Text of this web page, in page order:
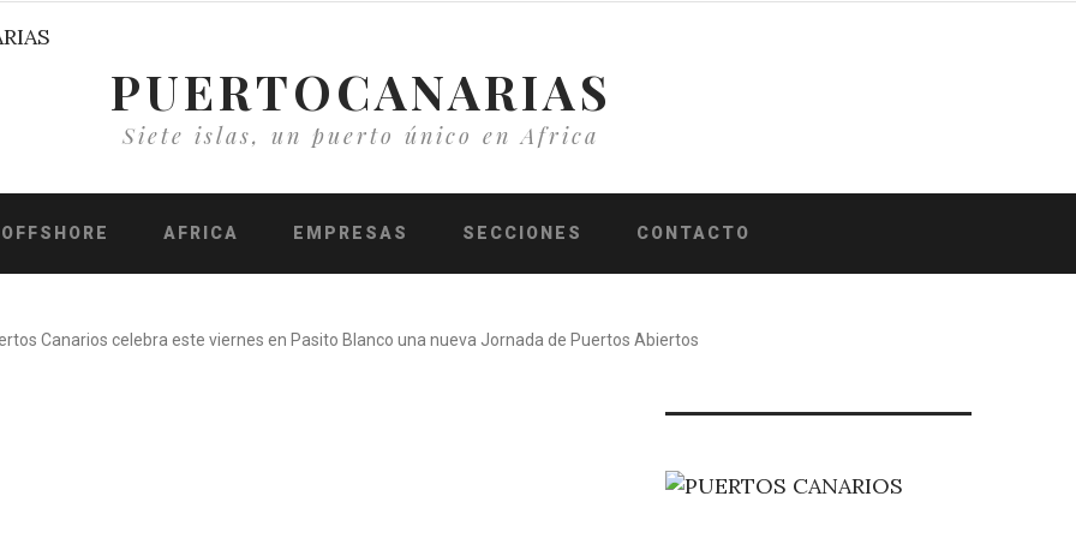
PUERTOCANARIAS
Siete islas, un puerto único en Africa
OFFSHORE AFRICA EMPRESAS SECCIONES CONTACTO
Canarios celebra este viernes en Pasito Blanco una nueva Jornada de Puertos Abiertos